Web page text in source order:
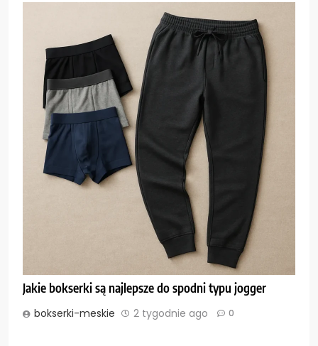
Jakie bokserki są najlepsze do spodni typu jogger
bokserki-meskie 2 tygodnie ago 0